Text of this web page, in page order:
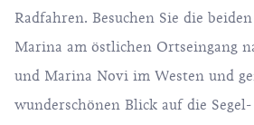
Radfahren. Besuchen Sie die
Marina am östlichen Ortseingang
und Marina Novi im Westen und
wunderschönen Blick auf die